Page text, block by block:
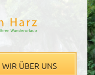
WIR ÜBER UNS